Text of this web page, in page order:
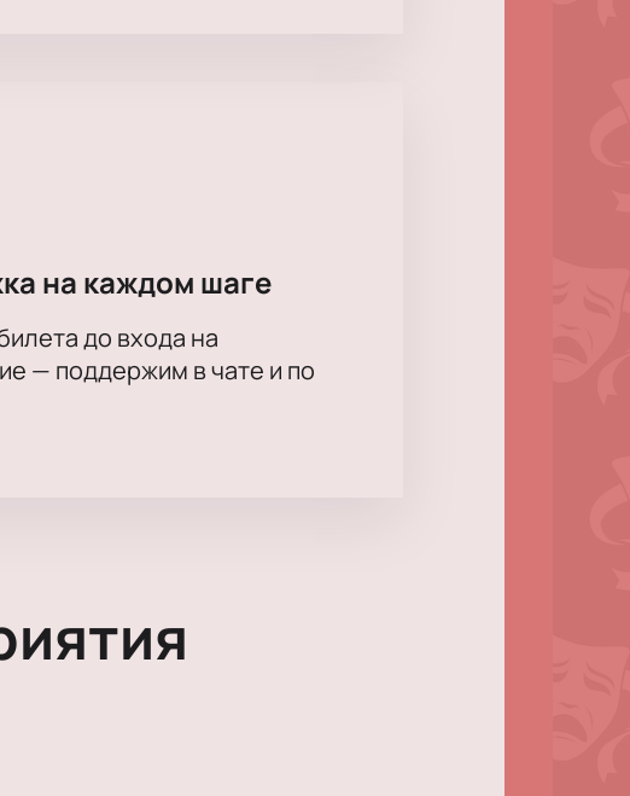
решает персональный менеджер.
на каждом шаге
до входа на
— поддержим в чате и по